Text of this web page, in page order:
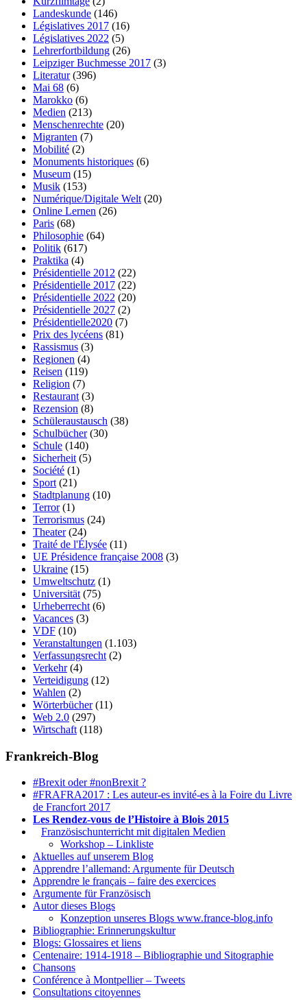
Landeskunde (146)
Législatives 2017 (16)
Législatives 2022 (5)
Lehrerfortbildung (26)
Leipziger Buchmesse 2017 (3)
Literatur(396)
Mai 68 (6)
Marokko (6)
Medien (213)
Menschenrechte (20)
Migranten (7)
Mobilité (2)
Monuments historiques (6)
Museum (15)
Musik (153)
Numérique/Digitale Welt (20)
Online Lernen (26)
Paris (68)
Philosophie (64)
Politik (617)
Praktika (4)
Présidentielle 2012 (22)
Présidentielle 2017 (22)
Présidentielle 2022 (20)
Présidentielle 2027 (2)
Présidentielle2020 (7)
Prix des lycéens (81)
Rassismus (3)
Regionen (4)
Reisen (119)
Religion (7)
Restaurant (3)
Rezension (8)
Schüleraustausch (38)
Schulbücher(30)
Schule (140)
Sicherheit (5)
Société (1)
Sport (21)
Stadtplanung (10)
Terror(1)
Terrorismus (24)
Theater(24)
Traité de l'Élysée (11)
UE Présidence française 2008 (3)
Ukraine (15)
Umweltschutz (1)
Universität (75)
Urheberrecht (6)
Vacances (3)
VDF (10)
Veranstaltungen (1.103)
Verfassungsrecht (2)
Verkehr(4)
Verteidigung (12)
Wahlen (2)
Wörterbücher(11)
Web 2.0 (297)
Wirtschaft (118)
Frankreich-Blog
#Brexit oder #nonBrexit ?
#FRAFRA2017 : Les auteur-es invité-es à la Foire du Livre
de Francfort 2017
Les Rendez-vous de l’Histoire à Blois 2015
Französischunterricht mit digitalen Medien
Workshop – Linkliste
Aktuelles auf unserem Blog
Apprendre l’allemand: Argumente für Deutsch
Apprendre le français – faire des exercices
Argumente für Französisch
Autor dieses Blogs
Konzeption unseres Blogs www.france-blog.info
Bibliographie: Erinnerungskultur
Blogs: Glossaires et liens
Centenaire: 1914-1918 – Bibliographie und Sitographie
Chansons
Conférence à Montpellier – Tweets
Consultations citoyennes